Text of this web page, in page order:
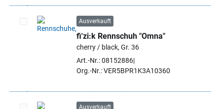
Artikel auswählen
Ausverkauft
fi'zi:k Rennschuh "Omna"
cherry / black, Gr. 36
Art.-Nr.: 08152886
Org.-Nr.: VER5BPR1K3A10360
Ausverkauft